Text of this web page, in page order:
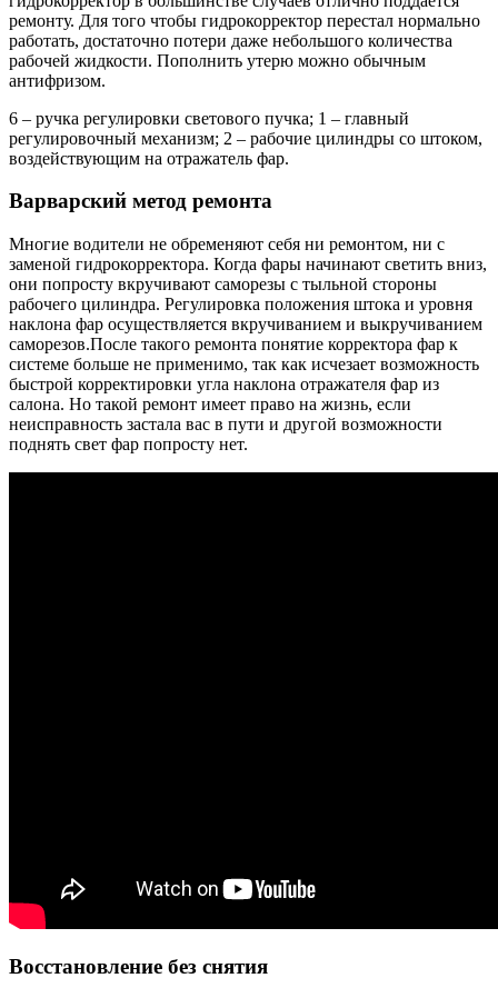
ремонту. Для того чтобы гидрокорректор перестал нормально
работать, достаточно потери даже небольшого количества
рабочей жидкости. Пополнить утерю можно обычным
антифризом.
6 – ручка регулировки светового пучка; 1 – главный
регулировочный механизм; 2 – рабочие цилиндры со штоком,
воздействующим на отражатель фар.
Варварский метод ремонта
Многие водители не обременяют себя ни ремонтом, ни с
заменой гидрокорректора. Когда фары начинают светить вниз,
они попросту вкручивают саморезы с тыльной стороны
рабочего цилиндра. Регулировка положения штока и уровня
наклона фар осуществляется вкручиванием и выкручиванием
саморезов.После такого ремонта понятие корректора фар к
системе больше не применимо, так как исчезает возможность
быстрой корректировки угла наклона отражателя фар из
салона. Но такой ремонт имеет право на жизнь, если
неисправность застала вас в пути и другой возможности
поднять свет фар попросту нет.
Восстановление без снятия